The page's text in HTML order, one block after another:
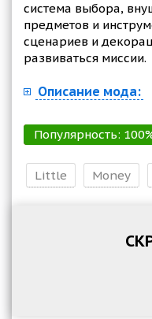
система выбора,
предметов и
сценариев и
развиваться миссии.
Описание мода:
Популярность: 100
Little Money